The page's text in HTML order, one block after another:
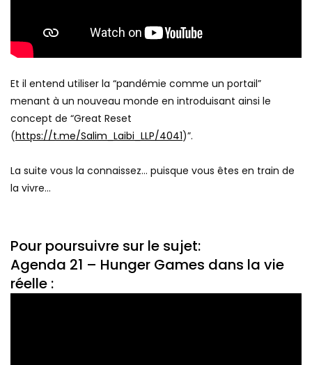
Et il entend utiliser la “pandémie comme un portail”
menant à un nouveau monde en introduisant ainsi le
concept de “Great Reset
(https://t.me/Salim_Laibi_LLP/4041)”.
La suite vous la connaissez… puisque vous êtes en train de
la vivre…
Pour poursuivre sur le sujet:
Agenda 21 – Hunger Games dans la vie
réelle :